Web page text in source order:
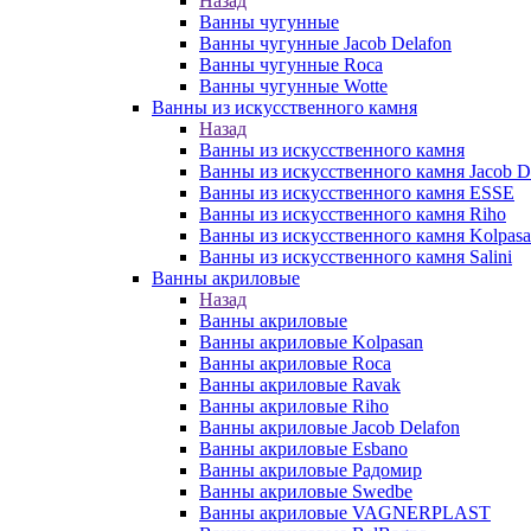
Ванны чугунные
Ванны чугунные Jacob Delafon
Ванны чугунные Roca
Ванны чугунные Wotte
Ванны из искусственного камня
Назад
Ванны из искусственного камня
Ванны из искусственного камня Jacob
Ванны из искусственного камня ESSE
Ванны из искусственного камня Riho
Ванны из искусственного камня
Ванны из искусственного камня Salini
Ванны акриловые
Назад
Ванны акриловые
Ванны акриловые Kolpasan
Ванны акриловые Roca
Ванны акриловые Ravak
Ванны акриловые Riho
Ванны акриловые Jacob Delafon
Ванны акриловые Esbano
Ванны акриловые Радомир
Ванны акриловые Swedbe
Ванны акриловые VAGNERPLAST